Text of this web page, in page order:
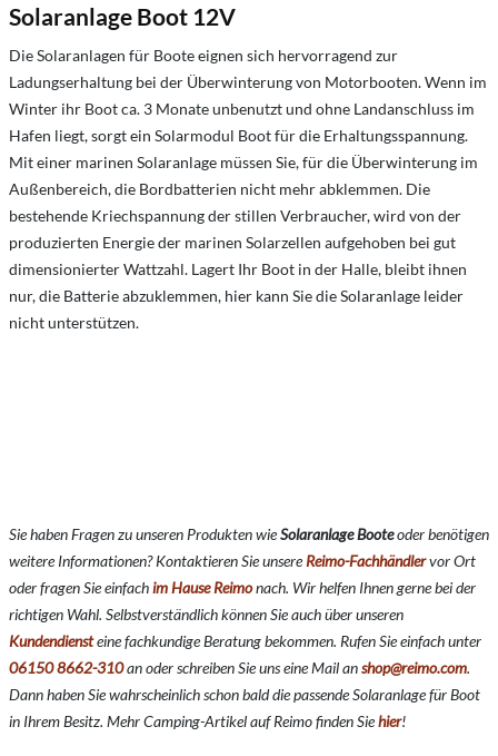
Solaranlage Boot 12V
Die Solaranlagen für Boote eignen sich hervorragend zur
Ladungserhaltung bei der Überwinterung von Motorbooten. Wenn im
Winter ihr Boot ca. 3 Monate unbenutzt und ohne Landanschluss im
Hafen liegt, sorgt ein Solarmodul Boot für die Erhaltungsspannung.
Mit einer marinen Solaranlage müssen Sie, für die Überwinterung im
Außenbereich, die Bordbatterien nicht mehr abklemmen. Die
bestehende Kriechspannung der stillen Verbraucher, wird von der
produzierten Energie der marinen Solarzellen aufgehoben bei gut
dimensionierter Wattzahl. Lagert Ihr Boot in der Halle, bleibt ihnen
nur, die Batterie abzuklemmen, hier kann Sie die Solaranlage leider
nicht unterstützen.
Sie haben Fragen zu unseren Produkten wieSolaranlage Booteoder benötigen
weitere Informationen? Kontaktieren Sie unsereReimo-Fachhändlervor Ort
oder fragen Sie einfachim Hause Reimonach. Wir helfen Ihnen gerne bei der
richtigen Wahl. Selbstverständlich können Sie auch über unseren
Kundendiensteine fachkundige Beratung bekommen. Rufen Sie einfach unter
06150 8662-310an oder schreiben Sie uns eine Mail anshop@reimo.com.
Dann haben Sie wahrscheinlich schon bald die passende Solaranlage für Boot
in Ihrem Besitz. Mehr Camping-Artikel auf Reimo finden Siehier!